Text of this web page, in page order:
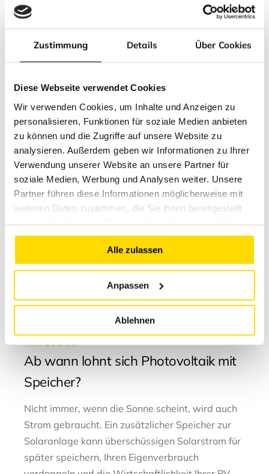
Zustimmung Details Über Cookies
Diese Webseite verwendet Cookies
Wir verwenden Cookies, um Inhalte und Anzeigen zu
personalisieren, Funktionen für soziale Medien anbieten
zu können und die Zugriffe auf unsere Website zu
analysieren. Außerdem geben wir Informationen zu Ihrer
Verwendung unserer Website an unsere Partner für
soziale Medien, Werbung und Analysen weiter. Unsere
Partner führen diese Informationen möglicherweise mit
weiteren Daten zusammen, die Sie ihnen bereitgestellt
haben oder die sie im Rahmen Ihrer Nutzung der Dienste
gesammelt haben.
Alle zulassen
Anpassen
Ablehnen
Haushalt, für E-Autos oder Wärmepumpen. Bis
zu 80 Prozent Eigenverbrauch lassen sich
durchschnittlich erreichen, wenn Sie einen
FIND OUT MORE
NOVEMBER 12, 2024
RATGEBER
Ab wann lohnt sich Photovoltaik mit
Speicher?
Nicht immer, wenn die Sonne scheint, wird auch
Strom gebraucht. Ein zusätzlicher Speicher zur
Solaranlage kann überschüssigen Solarstrom für
später speichern, Ihren Eigenverbrauch